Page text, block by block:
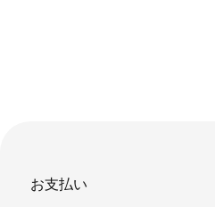
お支払い